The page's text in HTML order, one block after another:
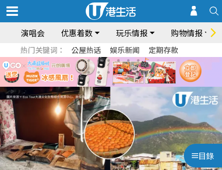
演唱会 优惠着数 玩乐情报 购物情报
热门关键词： 公屋热话 娱乐新闻 定期存款
目錄